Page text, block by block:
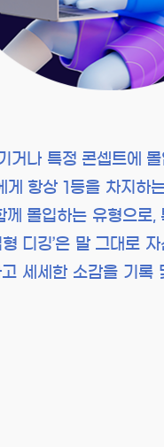
거나 특정 콘셉트에
게 항상 1등을 차지하
께 몰입하는 유형으로,
디깅’은 말 그대로
세세한 소감을 기록